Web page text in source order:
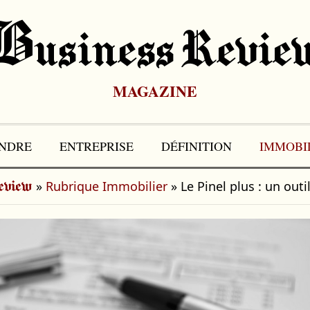
Usiness
MAGAZINE
ENTREPRISE DÉFINITION
» Rubrique Immobilier » Le Pinel plus : un